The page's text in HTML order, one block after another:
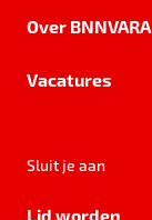
Over BNNVARA
Vacatures
Sluit je aan
Lid worden